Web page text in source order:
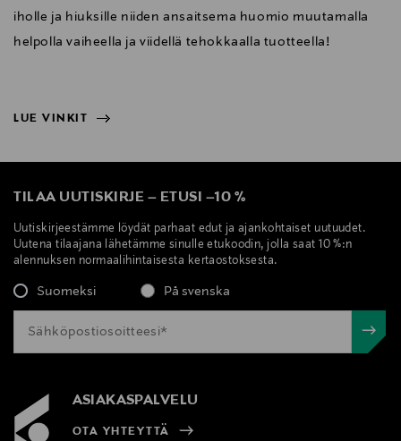
iholle ja hiuksille niiden ansaitsema huomio muutamalla
helpolla vaiheella ja viidellä tehokkaalla tuotteella!
LUE VINKIT
TILAA UUTISKIRJE – ETUSI –10 %
Uutiskirjeestämme löydät parhaat edut ja ajankohtaiset uutuudet.
Uutena tilaajana lähetämme sinulle etukoodin, jolla saat 10 %:n
alennuksen normaalihintaisesta kertaostoksesta.
Suomeksi På svenska
ASIAKASPALVELU
OTA YHTEYTTÄ